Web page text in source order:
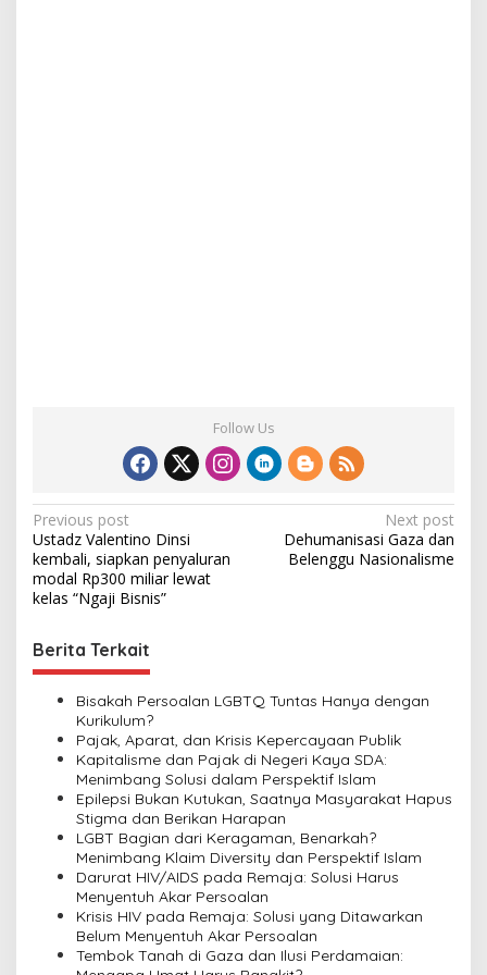
Follow Us
P
o
s
n
a
Previous post
Ustadz Valentino Dinsi
kembali, siapkan penyaluran
modal Rp300 miliar lewat
kelas “Ngaji Bisnis”
Next post
Dehumanisasi Gaza dan
Belenggu Nasionalisme
Berita Terkait
Bisakah Persoalan LGBTQ Tuntas Hanya dengan
Kurikulum?
Pajak, Aparat, dan Krisis Kepercayaan Publik
Kapitalisme dan Pajak di Negeri Kaya SDA:
Menimbang Solusi dalam Perspektif Islam
Epilepsi Bukan Kutukan, Saatnya Masyarakat Hapus
Stigma dan Berikan Harapan
LGBT Bagian dari Keragaman, Benarkah?
Menimbang Klaim Diversity dan Perspektif Islam
Darurat HIV/AIDS pada Remaja: Solusi Harus
Menyentuh Akar Persoalan
Krisis HIV pada Remaja: Solusi yang Ditawarkan
Belum Menyentuh Akar Persoalan
Tembok Tanah di Gaza dan Ilusi Perdamaian: